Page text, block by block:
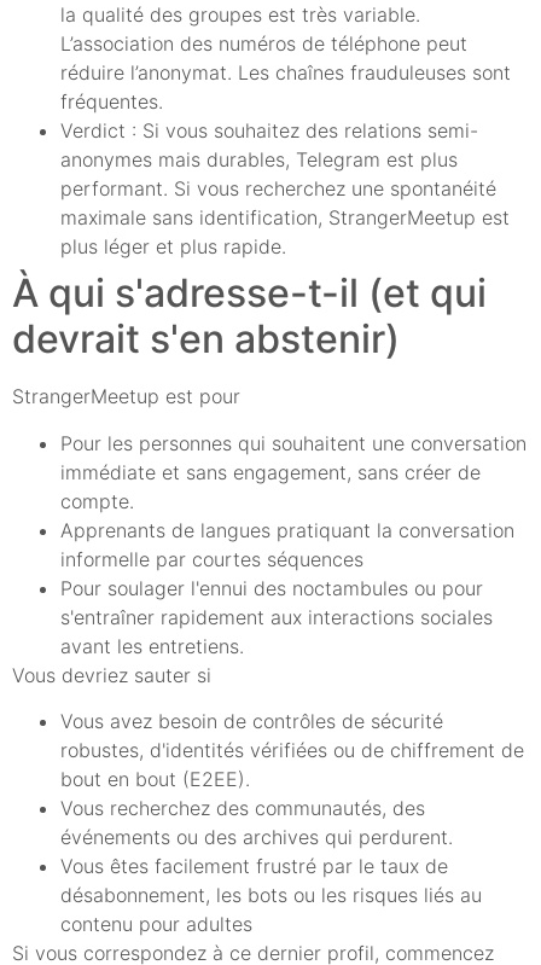
la qualité des groupes est très variable.
L’association des numéros de téléphone peut
réduire l’anonymat. Les chaînes frauduleuses sont
fréquentes.
Verdict : Si vous souhaitez des relations semi-
anonymes mais durables, Telegram est plus
performant. Si vous recherchez une spontanéité
maximale sans identification, StrangerMeetup est
plus léger et plus rapide.
À qui s'adresse-t-il (et qui
devrait s'en abstenir)
StrangerMeetup est pour
Pour les personnes qui souhaitent une conversation
immédiate et sans engagement, sans créer de
compte.
Apprenants de langues pratiquant la conversation
informelle par courtes séquences
Pour soulager l'ennui des noctambules ou pour
s'entraîner rapidement aux interactions sociales
avant les entretiens.
Vous devriez sauter si
Vous avez besoin de contrôles de sécurité
robustes, d'identités vérifiées ou de chiffrement de
bout en bout (E2EE).
Vous recherchez des communautés, des
événements ou des archives qui perdurent.
Vous êtes facilement frustré par le taux de
désabonnement, les bots ou les risques liés au
contenu pour adultes
Si vous correspondez à ce dernier profil, commencez